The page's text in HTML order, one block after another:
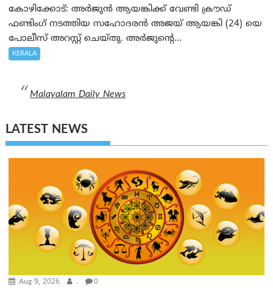
കോഴിക്കോട്: അർജുൻ ആയങ്കിക്ക് വേണ്ടി ക്രൗഡ്
ഫണ്ടിംഗ് നടത്തിയ സഹോദരന്‍ അജയ് ആയങ്കി (24) യെ
പോലീസ് അറസ്റ്റ് ചെയ്തു. അർജുന്റെ...
KERALA
Malayalam Daily News
LATEST NEWS
Aug 9, 2026 . 0